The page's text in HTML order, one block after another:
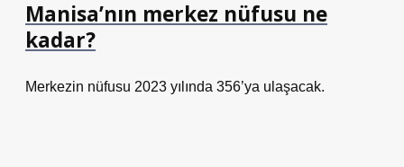
Manisa’nın merkez nüfusu ne
kadar?
Merkezin nüfusu 2023 yılında 356’ya ulaşacak.